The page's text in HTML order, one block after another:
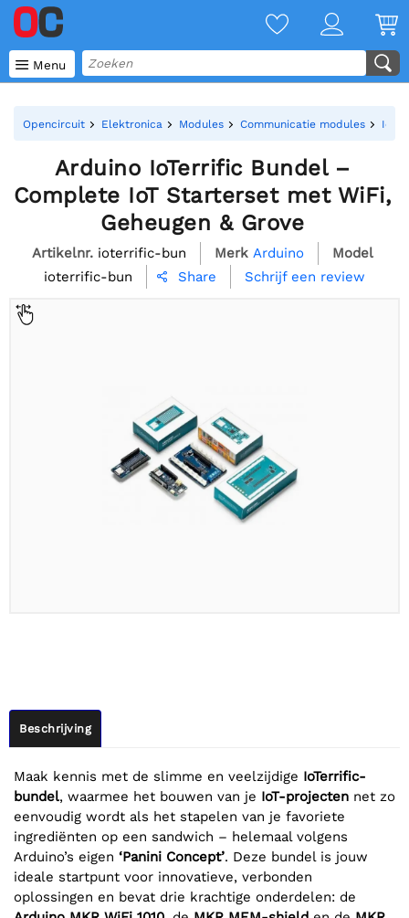
 Menu
Opencircuit Elektronica Modules Communicatie modules IoT
Arduino IoTerrific Bundel –
Complete IoT Starterset met WiFi,
Geheugen & Grove
Artikelnr. ioterrific-bun Merk Arduino
Model
ioterrific-bun
 Share Schrijf een review
Beschrijving
Maak kennis met de slimme en veelzijdige IoTerrific-
bundel, waarmee het bouwen van je IoT-projecten net zo
eenvoudig wordt als het stapelen van je favoriete
ingrediënten op een sandwich – helemaal volgens
Arduino’s eigen ‘Panini Concept’. Deze bundel is jouw
ideale startpunt voor innovatieve, verbonden
oplossingen en bevat drie krachtige onderdelen: de